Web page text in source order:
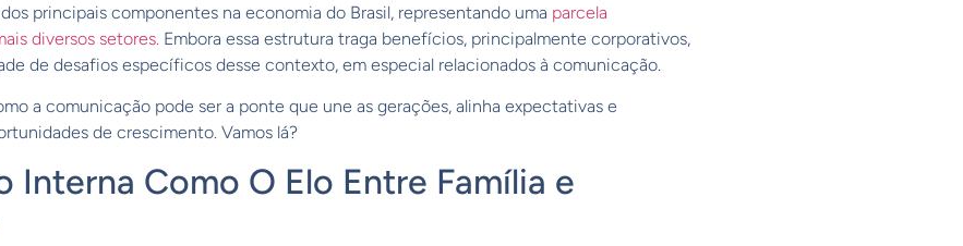
principais componentes na economia do Brasil, representando uma parcela
diversos setores. Embora essa estrutura traga benefícios, principalmente corporativos,
de desafios específicos desse contexto, em especial relacionados à comunicação.
a comunicação pode ser a ponte que une as gerações, alinha expectativas e
de crescimento. Vamos lá?
Interna Como O Elo Entre Família e